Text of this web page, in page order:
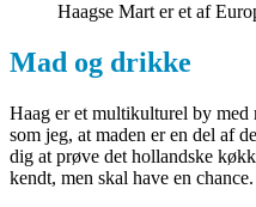
Haagse Mart er et af
Mad og drikke
Haag er et multikulturel by med
som jeg, at maden er en del af
dig at prøve det hollandske
kendt, men skal have en chance.